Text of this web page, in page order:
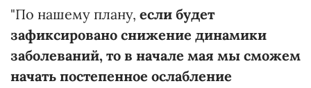
"По нашему плану, если будет
зафиксировано снижение динамики
заболеваний, то в начале мая мы сможем
начать постепенное ослабление